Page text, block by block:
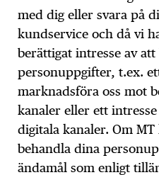
med dig eller svara på
kundservice och då vi
berättigat intresse av
personuppgifter, t.ex.
marknadsföra oss mot
kanaler eller ett
digitala kanaler. Om
behandla dina
ändamål som enligt